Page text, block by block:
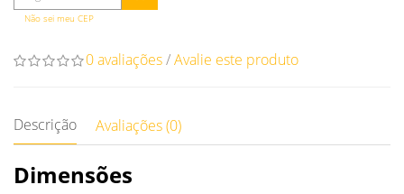
Não sei meu CEP
0 avaliações/Avalie este produto
Descrição Avaliações (0)
Dimensões